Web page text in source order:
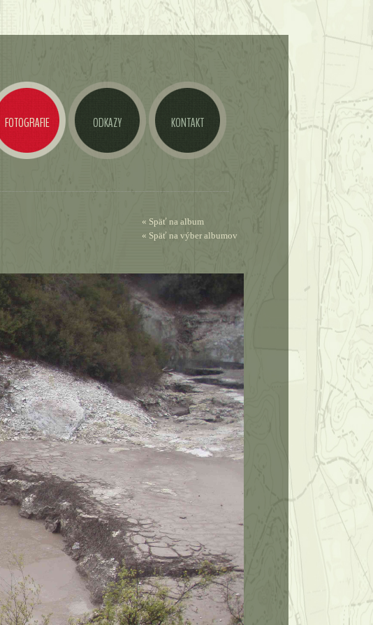
FOTOGRAFIE ODKAZY KONTAKT
« Späť na album
« Späť na výber albumov